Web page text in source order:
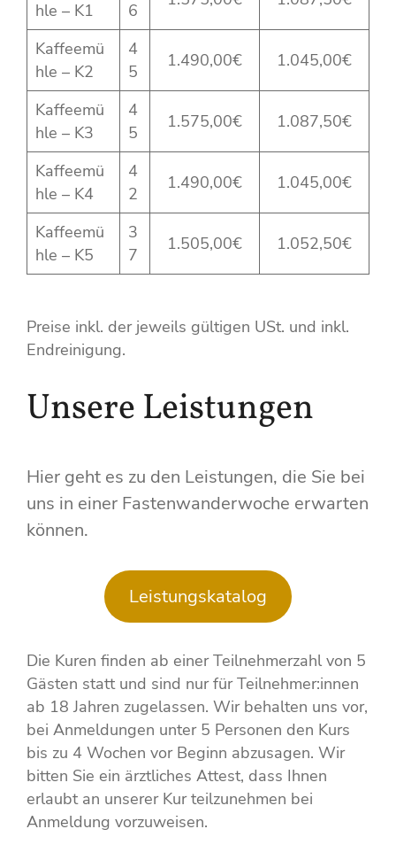
hle – K1
6
Kaffeemü
hle – K2
4
5
1.490,00€ 1.045,00€
Kaffeemü
hle – K3
4
5
1.575,00€ 1.087,50€
Kaffeemü
hle – K4
4
2
1.490,00€ 1.045,00€
Kaffeemü
hle – K5
3
7
1.505,00€ 1.052,50€
Preise inkl. der jeweils gültigen USt. und inkl.
Endreinigung.
Unsere Leistungen
Hier geht es zu den Leistungen, die Sie bei
uns in einer Fastenwanderwoche erwarten
können.
Leistungskatalog
Die Kuren finden ab einer Teilnehmerzahl von 5
Gästen statt und sind nur für Teilnehmer:innen
ab 18 Jahren zugelassen. Wir behalten uns vor,
bei Anmeldungen unter 5 Personen den Kurs
bis zu 4 Wochen vor Beginn abzusagen. Wir
bitten Sie ein ärztliches Attest, dass Ihnen
erlaubt an unserer Kur teilzunehmen bei
Anmeldung vorzuweisen.